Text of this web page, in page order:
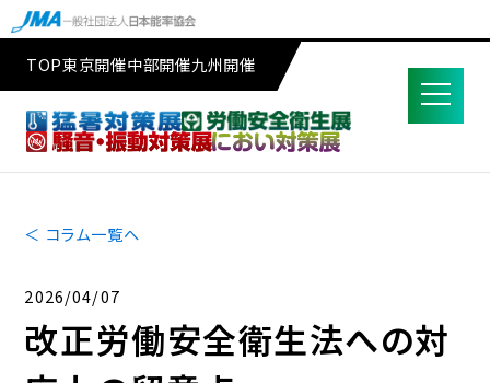
TOP東京開催中部開催九州開催
＜ コラム一覧へ
2026/04/07
改正労働安全衛生法への対